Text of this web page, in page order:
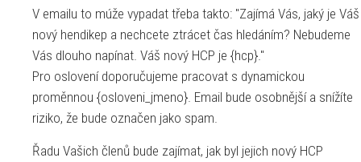
V emailu to múže vypadat třeba takto: "Zajímá Vás, jaký je Váš
nový hendikep a nechcete ztrácet čas hledáním? Nebudeme
Vás dlouho napínat. Váš nový HCP je {hcp}."
Pro oslovení doporučujeme pracovat s dynamickou
proměnnou {osloveni_jmeno}. Email bude osobnější a snížíte
riziko, že bude označen jako spam.
Řadu Vašich členů bude zajímat, jak byl jejich nový HCP